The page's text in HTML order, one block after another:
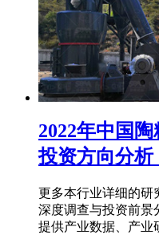
2022年中国
投资方向分析
更多本行业详细的研
深度调查与投资前景
提供产业数据、产业